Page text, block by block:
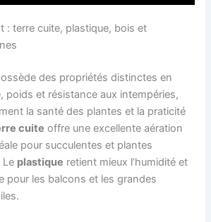
: terre cuite, plastique, bois et
des propriétés distinctes en
poids et résistance aux intempéries,
la santé des plantes et la praticité
cuite offre une excellente aération
pour succulentes et plantes
Le plastique retient mieux l’humidité et
pour les balcons et les grandes